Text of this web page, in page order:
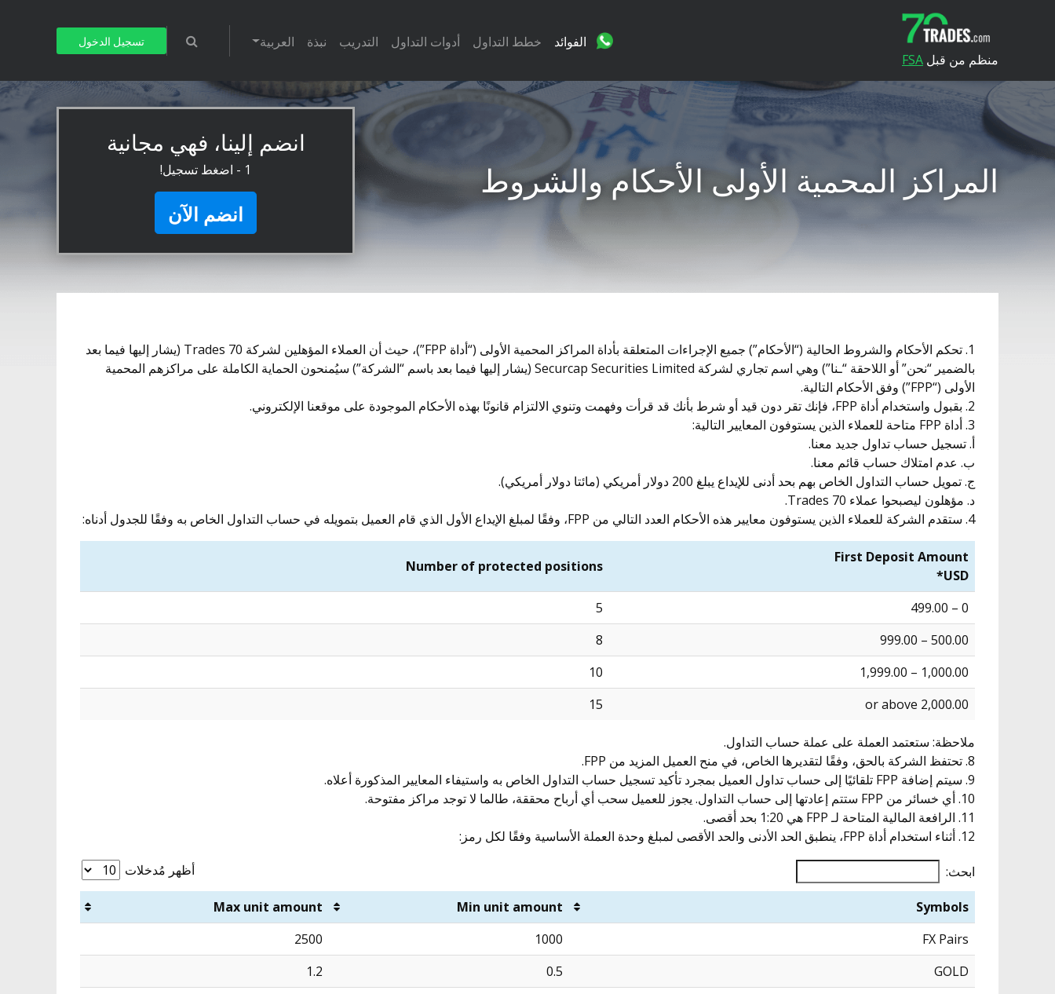
منظم من قبل FSA
الفوائد خطط التداول أدوات التداول التدريب نبذة العربية تسجيل الدخول
المراكز المحمية الأولى الأحكام والشروط
انضم إلينا، فهي مجانية
1 - اضغط تسجيل!
انضم الآن
1. تحكم الأحكام والشروط الحالية (“الأحكام”) جميع الإجراءات المتعلقة بأداة المراكز المحمية الأولى (“أداة FPP”)، حيث أن العملاء المؤهلين لشركة 70 Trades (يشار إليها فيما بعد
بالضمير “نحن” أو اللاحقة “ـنا”) وهي اسم تجاري لشركة Securcap Securities Limited (يشار إليها فيما بعد باسم “الشركة”) سيُمنحون الحماية الكاملة على مراكزهم المحمية
الأولى (“FPP”) وفق الأحكام التالية.
2. بقبول واستخدام أداة FPP، فإنك تقر دون قيد أو شرط بأنك قد قرأت وفهمت وتنوي الالتزام قانونًا بهذه الأحكام الموجودة على موقعنا الإلكتروني.
3. أداة FPP متاحة للعملاء الذين يستوفون المعايير التالية:
‌أ. تسجيل حساب تداول جديد معنا.
‌ب. عدم امتلاك حساب قائم معنا.
‌ج. تمويل حساب التداول الخاص بهم بحد أدنى للإيداع يبلغ 200 دولار أمريكي (مائتا دولار أمريكي).
‌د. مؤهلون ليصبحوا عملاء 70 Trades.
4. ستقدم الشركة للعملاء الذين يستوفون معايير هذه الأحكام العدد التالي من FPP، وفقًا لمبلغ الإيداع الأول الذي قام العميل بتمويله في حساب التداول الخاص به وفقًا للجدول أدناه:
First Deposit Amount
USD*
Number of protected positions
0 – 499.00
5
500.00 – 999.00
8
1,000.00 – 1,999.00
10
2,000.00 or above
15
ملاحظة: ستعتمد العملة على عملة حساب التداول.
8. تحتفظ الشركة بالحق، وفقًا لتقديرها الخاص، في منح العميل المزيد من FPP.
9. سيتم إضافة FPP تلقائيًا إلى حساب تداول العميل بمجرد تأكيد تسجيل حساب التداول الخاص به واستيفاء المعايير المذكورة أعلاه.
10. أي خسائر من FPP ستتم إعادتها إلى حساب التداول. يجوز للعميل سحب أي أرباح محققة، طالما لا توجد مراكز مفتوحة.
11. الرافعة المالية المتاحة لـ FPP هي 1:20 بحد أقصى.
12. أثناء استخدام أداة FPP، ينطبق الحد الأدنى والحد الأقصى لمبلغ وحدة العملة الأساسية وفقًا لكل رمز:
أظهر مُدخلات
ابحث:
Symbols
Min unit amount
Max unit amount
FX Pairs
1000
2500
GOLD
0.5
1.2